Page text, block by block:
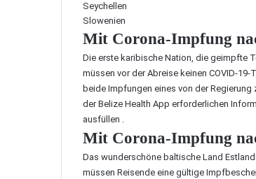
Seychellen
Slowenien
Mit Corona-Impfung
Die erste karibische Nation, die geimpfte
müssen vor der Abreise keinen COVID-
beide Impfungen eines von der
derBelize Health App erforderlichen
ausfüllen .
Mit Corona-Impfung
Das wunderschöne baltische Land
müssen Reisende eine gültige